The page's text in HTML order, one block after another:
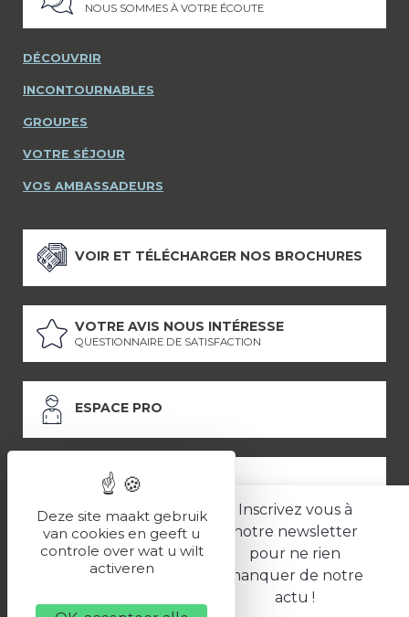
Inscrivez vous à
notre newsletter
pour ne rien
manquer de notre
actu !
NOUS SOMMES À VOTRE ÉCOUTE
DÉCOUVRIR
INCONTOURNABLES
GROUPES
VOTRE SÉJOUR
VOS AMBASSADEURS
VOIR ET TÉLÉCHARGER NOS BROCHURES
VOTRE AVIS NOUS INTÉRESSE
QUESTIONNAIRE DE SATISFACTION
ESPACE PRO
ESPACE PRESSE
LES PARTENAIRES
Politique de confidentialité
Deze site maakt gebruik
van cookies en geeft u
controle over wat u wilt
activeren